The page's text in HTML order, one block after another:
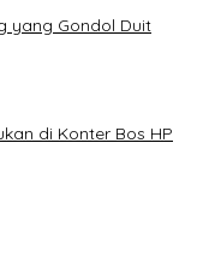
yang Gondol Duit
di Konter Bos HP